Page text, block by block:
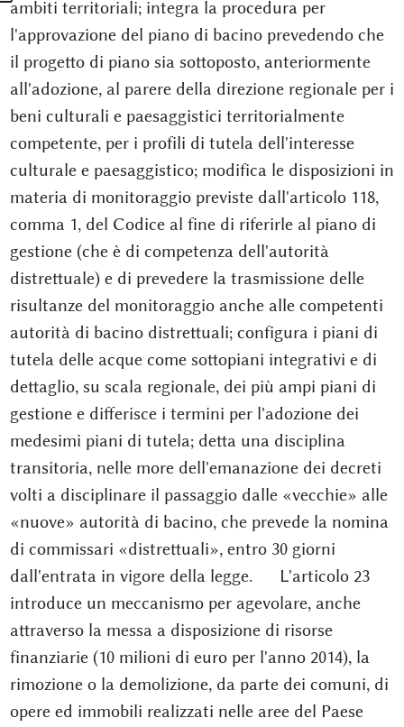
ambiti territoriali; integra la procedura per
l'approvazione del piano di bacino prevedendo che
il progetto di piano sia sottoposto, anteriormente
all'adozione, al parere della direzione regionale per i
beni culturali e paesaggistici territorialmente
competente, per i profili di tutela dell'interesse
culturale e paesaggistico; modifica le disposizioni in
materia di monitoraggio previste dall'articolo 118,
comma 1, del Codice al fine di riferirle al piano di
gestione (che è di competenza dell'autorità
distrettuale) e di prevedere la trasmissione delle
risultanze del monitoraggio anche alle competenti
autorità di bacino distrettuali; configura i piani di
tutela delle acque come sottopiani integrativi e di
dettaglio, su scala regionale, dei più ampi piani di
gestione e differisce i termini per l'adozione dei
medesimi piani di tutela; detta una disciplina
transitoria, nelle more dell'emanazione dei decreti
volti a disciplinare il passaggio dalle «vecchie» alle
«nuove» autorità di bacino, che prevede la nomina
di commissari «distrettuali», entro 30 giorni
dall'entrata in vigore della legge. L'articolo 23
introduce un meccanismo per agevolare, anche
attraverso la messa a disposizione di risorse
finanziarie (10 milioni di euro per l'anno 2014), la
rimozione o la demolizione, da parte dei comuni, di
opere ed immobili realizzati nelle aree del Paese